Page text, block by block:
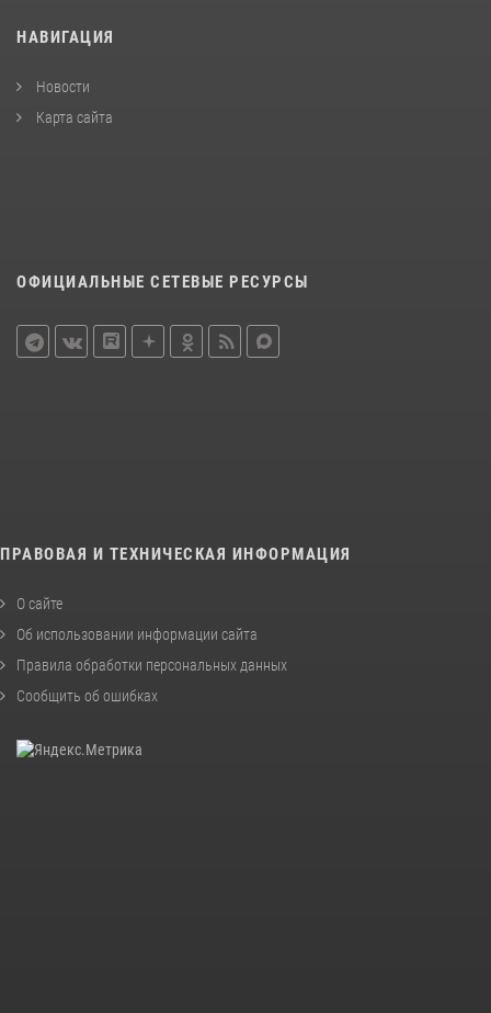
НАВИГАЦИЯ
Новости
Карта сайта
ОФИЦИАЛЬНЫЕ СЕТЕВЫЕ РЕСУРСЫ
ПРАВОВАЯ И ТЕХНИЧЕСКАЯ ИНФОРМАЦИЯ
О сайте
Об использовании информации сайта
Правила обработки персональных данных
Сообщить об ошибках